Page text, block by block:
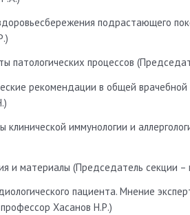
подрастающего
патологических процессов
рекомендации в общей
клинической иммунологии и
и материалы (Председатель секции –
пациента. Мнение
Хасанов Н.Р.)